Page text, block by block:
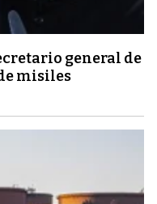
general de
misiles